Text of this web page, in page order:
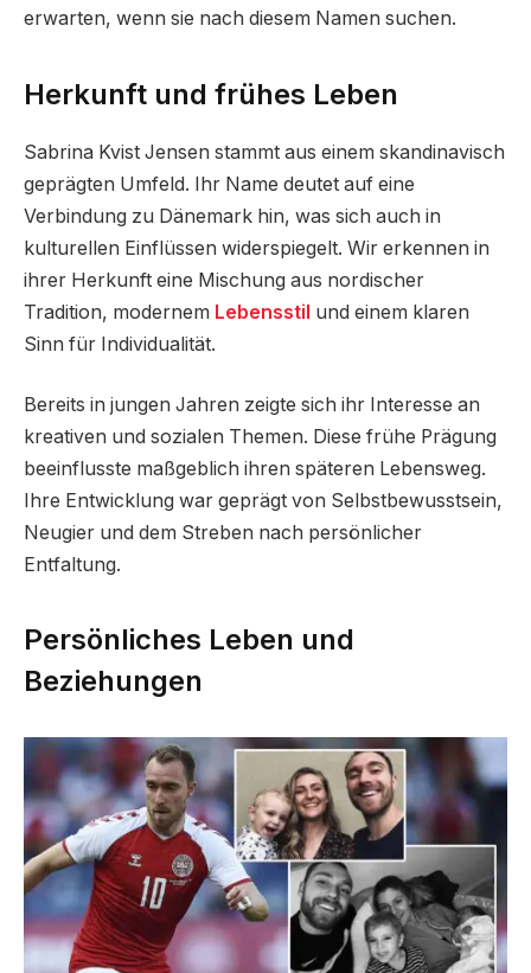
erwarten, wenn sie nach diesem Namen suchen.
Herkunft und frühes Leben
Sabrina Kvist Jensen stammt aus einem skandinavisch
geprägten Umfeld. Ihr Name deutet auf eine
Verbindung zu Dänemark hin, was sich auch in
kulturellen Einflüssen widerspiegelt. Wir erkennen in
ihrer Herkunft eine Mischung aus nordischer
Tradition, modernem Lebensstil und einem klaren
Sinn für Individualität.
Bereits in jungen Jahren zeigte sich ihr Interesse an
kreativen und sozialen Themen. Diese frühe Prägung
beeinflusste maßgeblich ihren späteren Lebensweg.
Ihre Entwicklung war geprägt von Selbstbewusstsein,
Neugier und dem Streben nach persönlicher
Entfaltung.
Persönliches Leben und
Beziehungen